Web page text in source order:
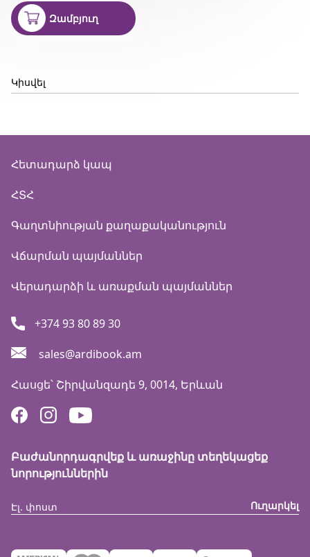
Զամբյուղ
Կիսվել
Հետադարձ կապ
ՀՏՀ
Գաղտնիության քաղաքականություն
Վճարման պայմաններ
Վերադարձի և առաքման պայմաններ
+374 93 80 89 30
sales@ardibook.am
Հասցե՝ Շիրվանզադե 9, 0014, Երևան
Բաժանորդագրվեք և առաջինը տեղեկացեք
նորություններին
Ուղարկել